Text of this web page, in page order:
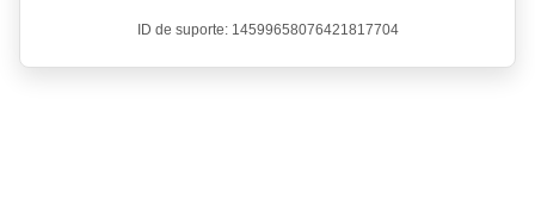
ID de suporte: 14599658076421817704